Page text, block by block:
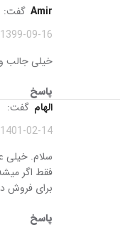
amir
گفت:
1399-09-16 در 12:47 ق.ظ
خیلی جالب و
پاسخ
الهام گفت:
1401-02-14 در 3:02 ب.ظ
سلام. خیلی
فقط اگر
برای فروش
پاسخ